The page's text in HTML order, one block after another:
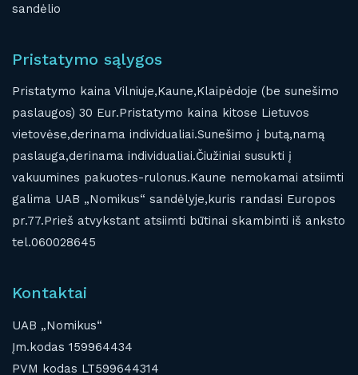
sandėlio
Pristatymo sąlygos
Pristatymo kaina Vilniuje,Kaune,Klaipėdoje (be sunešimo
paslaugos) 30 Eur.Pristatymo kaina kitose Lietuvos
vietovėse,derinama individualiai.Sunešimo į butą,namą
paslauga,derinama individualiai.Čiužiniai susukti į
vakuumines pakuotes-rulonus.Kaune nemokamai atsiimti
galima UAB „Nomikus“ sandėlyje,kuris randasi Europos
pr.77.Prieš atvykstant atsiimti būtinai skambinti iš anksto
tel.060028645
Kontaktai
UAB „Nomikus“
Įm.kodas 159964434
PVM kodas LT599644314